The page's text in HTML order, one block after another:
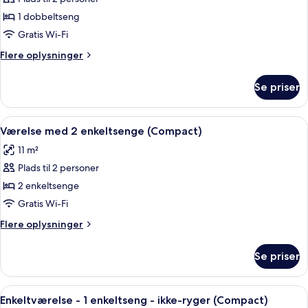
Dobbeltværelse
(Compact)
1 dobbeltseng
Gratis Wi-Fi
Flere oplysninger
Flere
(Compact)
Se priser
Indlæs
alle
billeder
af
Værelse
med
2
enkeltsenge
Et hotelværelse med to senge, et
4
Værelse med 2 enkeltsenge (Compact)
11 m²
Plads til 2 personer
2 enkeltsenge
Gratis Wi-Fi
Flere oplysninger
Flere
med
enkeltsenge
Se priser
Indlæs
En pænt redt seng med hvide
4
Enkeltværelse - 1 enkeltseng - ikke-ryger (Compact)